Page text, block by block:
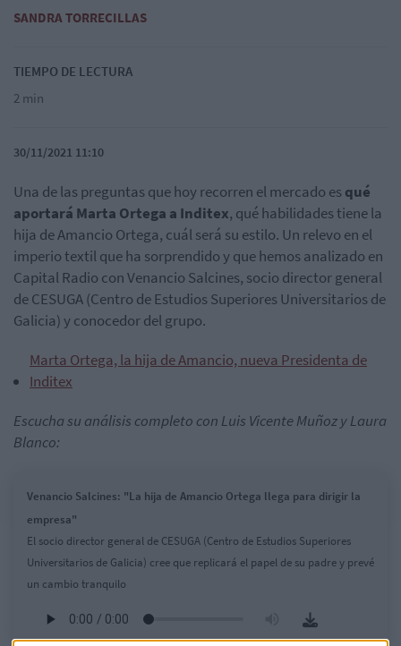
SANDRA TORRECILLAS
TIEMPO DE LECTURA
2 min
30/11/2021 11:10
Una de las preguntas que hoy recorren el mercado esqué
aportará Marta Ortega a Inditex, qué habilidades tiene la
hija de Amancio Ortega, cuál será su estilo. Un relevo en el
imperio textil que ha sorprendido y que hemos analizado en
Capital Radio con Venancio Salcines, socio director general
de CESUGA (Centro de Estudios Superiores Universitarios de
Galicia) y conocedor del grupo.
Marta Ortega, la hija de Amancio, nueva Presidenta de
Inditex
Escucha su análisis completo con Luis Vicente Muñoz y Laura
Blanco:
Venancio Salcines: "La hija de Amancio Ortega llega para dirigir la
empresa"
El socio director general de CESUGA (Centro de Estudios Superiores
Universitarios de Galicia) cree que replicará el papel de su padre y prevé
un cambio tranquilo